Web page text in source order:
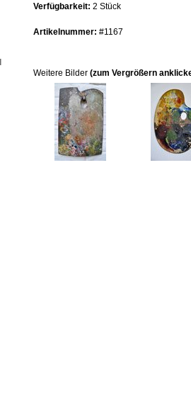
Verfügbarkeit: 2 Stück
Artikelnummer: #1167
Weitere Bilder (zum Vergrößern